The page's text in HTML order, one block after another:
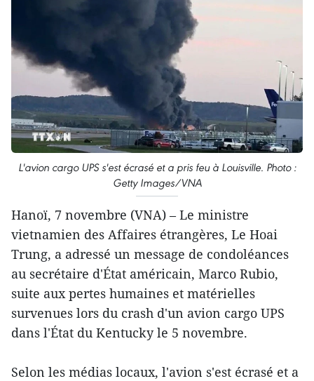
L'avion cargo UPS s'est écrasé et a pris feu à Louisville. Photo :
Getty Images/VNA
Hanoï, 7 novembre (VNA) – Le ministre
vietnamien des Affaires étrangères, Le Hoai
Trung, a adressé un message de condoléances
au secrétaire d'État américain, Marco Rubio,
suite aux pertes humaines et matérielles
survenues lors du crash d'un avion cargo UPS
dans l'État du Kentucky le 5 novembre.
Selon les médias locaux, l'avion s'est écrasé et a